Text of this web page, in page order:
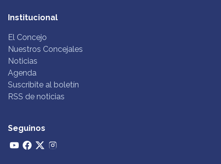
Institucional
El Concejo
Nuestros Concejales
Noticias
Agenda
Suscribite al boletín
RSS de noticias
Seguinos